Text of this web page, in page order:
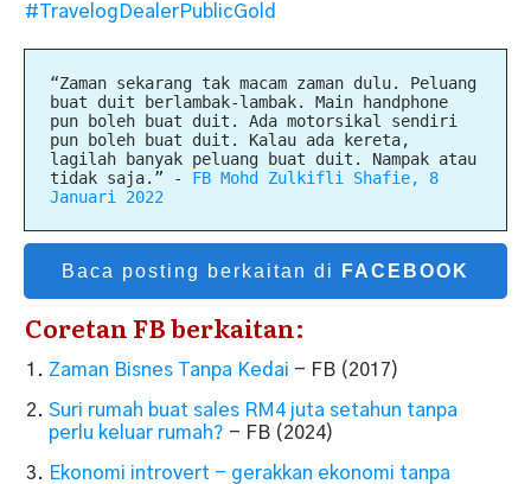
#TravelogDealerPublicGold
“Zaman sekarang tak macam zaman dulu. Peluang
buat duit berlambak-lambak. Main handphone
pun boleh buat duit. Ada motorsikal sendiri
pun boleh buat duit. Kalau ada kereta,
lagilah banyak peluang buat duit. Nampak atau
tidak saja.”
- FB Mohd Zulkifli Shafie, 8
Januari 2022
Baca posting berkaitan di FACEBOOK
Coretan FB berkaitan:
Zaman Bisnes Tanpa Kedai - FB (2017)
Suri rumah buat sales RM4 juta setahun tanpa
perlu keluar rumah? - FB (2024)
Ekonomi introvert - gerakkan ekonomi tanpa